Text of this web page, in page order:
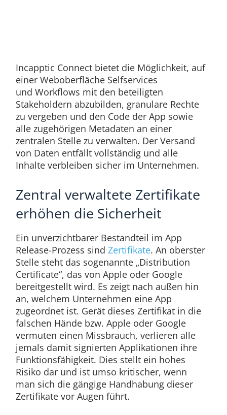
Incapptic Connect bietet die Möglichkeit, auf
einer Weboberfläche Selfservices
und Workflows mit den beteiligten
Stakeholdern abzubilden, granulare Rechte
zu vergeben und den Code der App sowie
alle zugehörigen Metadaten an einer
zentralen Stelle zu verwalten. Der Versand
von Daten entfällt vollständig und alle
Inhalte verbleiben sicher im Unternehmen.
Zentral verwaltete Zertifikate
erhöhen die Sicherheit
Ein unverzichtbarer Bestandteil im App
Release-Prozess sind Zertifikate. An oberster
Stelle steht das sogenannte „Distribution
Certificate“, das von Apple oder Google
bereitgestellt wird. Es zeigt nach außen hin
an, welchem Unternehmen eine App
zugeordnet ist. Gerät dieses Zertifikat in die
falschen Hände bzw. Apple oder Google
vermuten einen Missbrauch, verlieren alle
jemals damit signierten Applikationen ihre
Funktionsfähigkeit. Dies stellt ein hohes
Risiko dar und ist umso kritischer, wenn
man sich die gängige Handhabung dieser
Zertifikate vor Augen führt.